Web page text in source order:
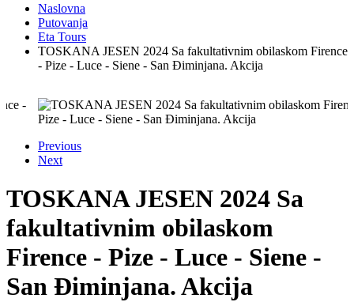
Naslovna
Putovanja
Eta Tours
TOSKANA JESEN 2024 Sa fakultativnim obilaskom Firence
- Pize - Luce - Siene - San Điminjana. Akcija
Previous
Next
TOSKANA JESEN 2024 Sa
fakultativnim obilaskom
Firence - Pize - Luce - Siene -
San Điminjana. Akcija